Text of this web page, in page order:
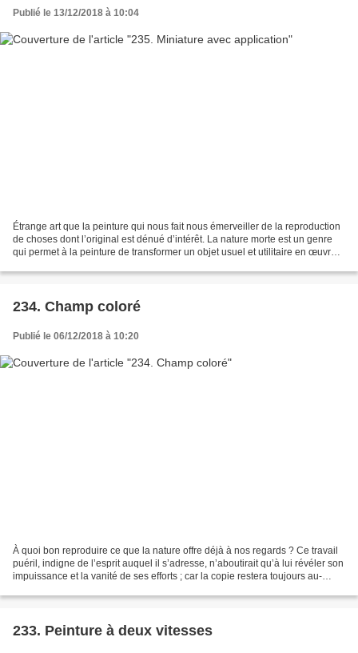
Publié le 13/12/2018 à 10:04
Étrange art que la peinture qui nous fait nous émerveiller de la reproduction
de choses dont l’original est dénué d’intérêt. La nature morte est un genre
qui permet à la peinture de transformer un objet usuel et utilitaire en œuvre
234. Champ coloré
Publié le 06/12/2018 à 10:20
À quoi bon reproduire ce que la nature offre déjà à nos regards ? Ce travail
puéril, indigne de l’esprit auquel il s’adresse, n’aboutirait qu’à lui révéler son
impuissance et la vanité de ses efforts ; car la copie restera toujours au-
233. Peinture à deux vitesses